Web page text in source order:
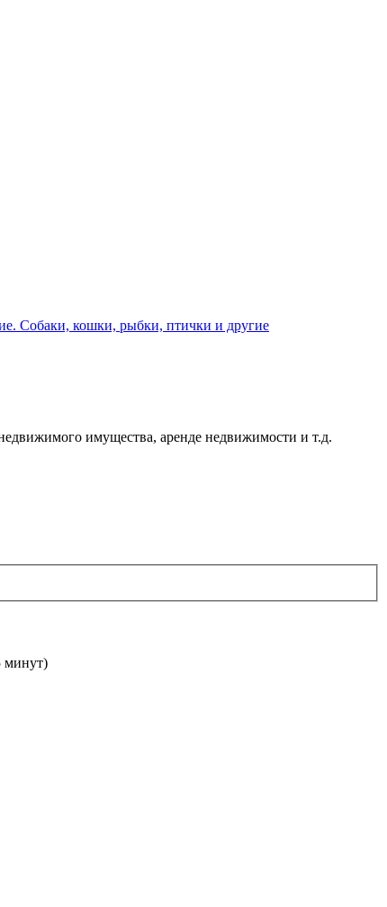
Собаки, кошки, рыбки, птички и другие
имущества, аренде недвижимости и т.д.
минут)